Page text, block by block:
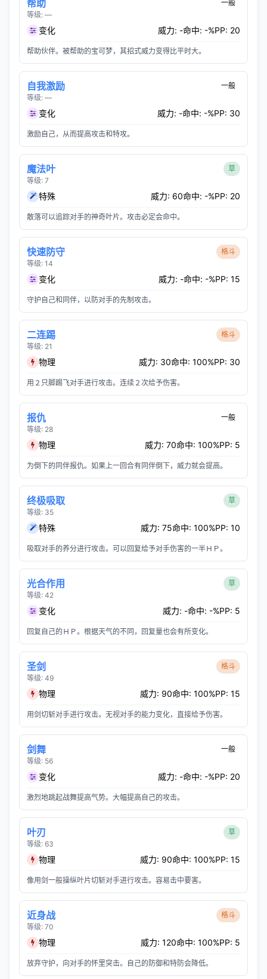
帮助
等级: —
一般
变化 威力: -命中: -%PP: 20
帮助伙伴。被帮助的宝可梦，其招式威力变得比平时大。
自我激励
等级: —
一般
变化 威力: -命中: -%PP: 30
激励自己，从而提高攻击和特攻。
魔法叶
等级: 7
草
特殊 威力: 60命中: -%PP: 20
散落可以追踪对手的神奇叶片。攻击必定会命中。
快速防守
等级: 14
格斗
变化 威力: -命中: -%PP: 15
守护自己和同伴，以防对手的先制攻击。
二连踢
等级: 21
格斗
物理 威力: 30命中: 100%PP: 30
用２只脚踢飞对手进行攻击。连续２次给予伤害。
报仇
等级: 28
一般
物理 威力: 70命中: 100%PP: 5
为倒下的同伴报仇。如果上一回合有同伴倒下，威力就会提高。
终极吸取
等级: 35
草
特殊 威力: 75命中: 100%PP: 10
吸取对手的养分进行攻击。可以回复给予对手伤害的一半ＨＰ。
光合作用
等级: 42
草
变化 威力: -命中: -%PP: 5
回复自己的ＨＰ。根据天气的不同，回复量也会有所变化。
圣剑
等级: 49
格斗
物理 威力: 90命中: 100%PP: 15
用剑切斩对手进行攻击。无视对手的能力变化，直接给予伤害。
剑舞
等级: 56
一般
变化 威力: -命中: -%PP: 20
激烈地跳起战舞提高气势。大幅提高自己的攻击。
叶刃
等级: 63
草
物理 威力: 90命中: 100%PP: 15
像用剑一般操纵叶片切斩对手进行攻击。容易击中要害。
近身战
等级: 70
格斗
物理 威力: 120命中: 100%PP: 5
放弃守护，向对手的怀里突击。自己的防御和特防会降低。